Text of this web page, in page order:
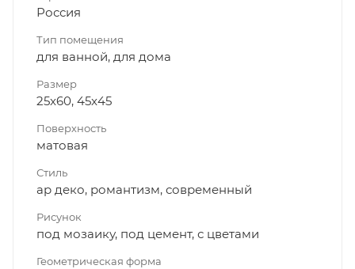
Россия
Тип помещения
для ванной, для дома
Размер
25x60, 45x45
Поверхность
матовая
Стиль
ар деко, романтизм, современный
Рисунок
под мозаику, под цемент, с цветами
Геометрическая форма